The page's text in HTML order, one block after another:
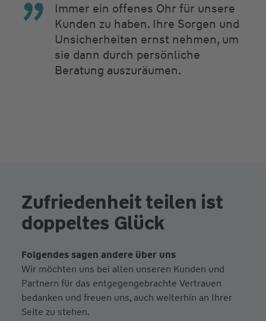
Immer ein offenes Ohr für unsere
Kunden zu haben. Ihre Sorgen und
Unsicherheiten ernst nehmen, um
sie dann durch persönliche
Beratung auszuräumen.
Zufriedenheit teilen ist
doppeltes Glück
Folgendes sagen andere über uns
Wir möchten uns bei allen unseren Kunden und
Partnern für das entgegengebrachte Vertrauen
bedanken und freuen uns, auch weiterhin an Ihrer
Seite zu stehen.